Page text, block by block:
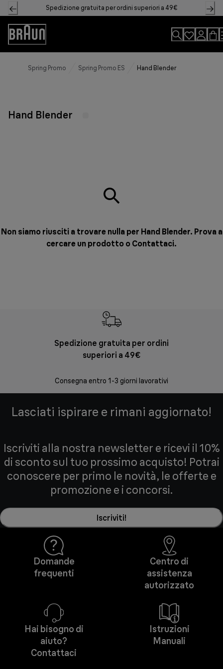
Skip
to
Content
Spedizione gratuita per ordini superiori a 49€
Accessibility
Statement
Spring Promo Spring Promo ES Hand Blender
Hand Blender
Non siamo riusciti a trovare nulla per Hand Blender. Prova a
cercare un prodotto o Contattaci.
Spedizione gratuita per ordini
superiori a 49€
Consegna entro 1-3 giorni lavorativi
Lasciati ispirare e rimani aggiornato!
Iscriviti alla nostra newsletter e ricevi il 10%
di sconto sul tuo prossimo acquisto! Potrai
conoscere per primo le novità, le offerte e
promozione e i concorsi.
Iscriviti!
Domande
frequenti
Centro di
assistenza
autorizzato
Hai bisogno di
aiuto?
Contattaci
Istruzioni
Manuali